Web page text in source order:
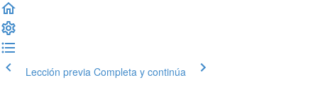
Lección previa Completa y continúa